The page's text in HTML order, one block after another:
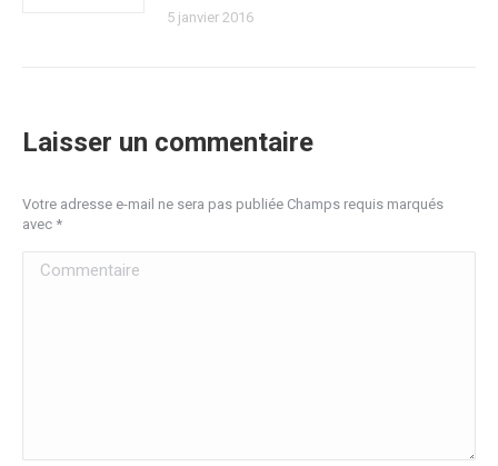
5 janvier 2016
Laisser un commentaire
Votre adresse e-mail ne sera pas publiée Champs requis marqués
avec *
Commentaire